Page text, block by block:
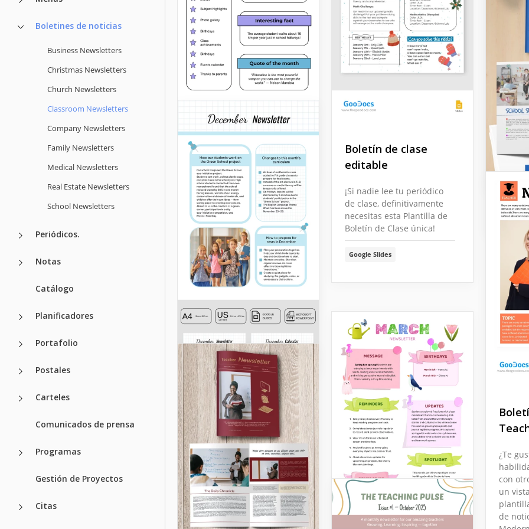
Boletines de noticias
Business Newsletters
Christmas Newsletters
Church Newsletters
Classroom Newsletters
Company Newsletters
Family Newsletters
Medical Newsletters
Real Estate Newsletters
School Newsletters
Periódicos.
Notas
Catálogo
Planificadores
Portafolio
Postales
Carteles
Comunicados de prensa
Programas
Gestión de Proyectos
Citas
Boletín de clase
editable
¡Si nadie lee tu periódico
de clase, definitivamente
necesitas esta Plantilla de
Boletín de Clase única!
Google Slides
Plantilla semanal
imprimible de
boletín para el aula
Google Slides
de
Google
Plantilla de boletín
de noticias de la
clase escolar
Google Slides
de
Google
la
¿Estás
podría
¿Te
con
un
de